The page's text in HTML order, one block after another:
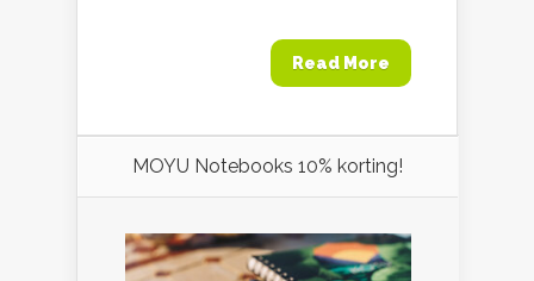
Read More
MOYU Notebooks 10% korting!